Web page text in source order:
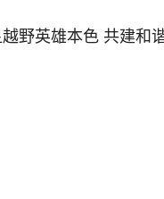
野英雄本色 共建和